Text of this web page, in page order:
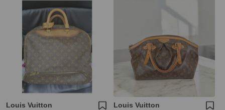
Louis Vuitton Louis Vuitton